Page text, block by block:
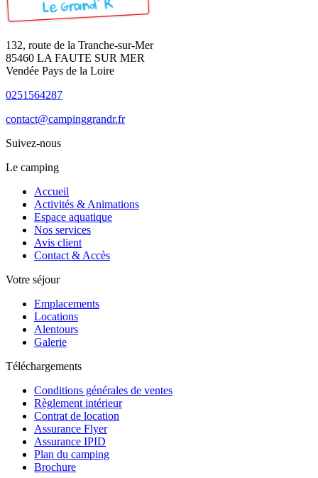
132, route de la Tranche-sur-Mer
85460 LA FAUTE SUR MER
Vendée Pays de la Loire
0251564287
contact@campinggrandr.fr
Suivez-nous
Le camping
Accueil
Activités & Animations
Espace aquatique
Nos services
Avis client
Contact & Accès
Votre séjour
Emplacements
Locations
Alentours
Galerie
Téléchargements
Conditions générales de ventes
Règlement intérieur
Contrat de location
Assurance Flyer
Assurance IPID
Plan du camping
Brochure